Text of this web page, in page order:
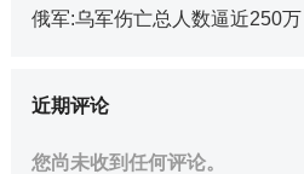
俄军:乌军伤亡总人数逼近250万
近期评论
您尚未收到任何评论。